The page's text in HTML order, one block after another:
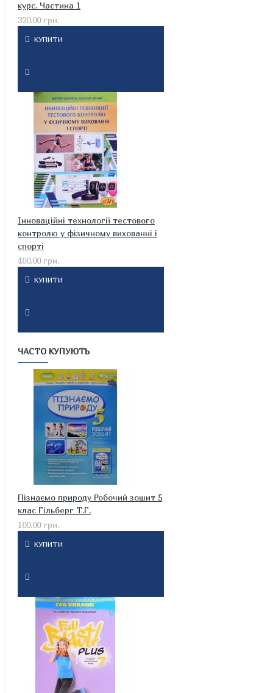
курс. Частина 1
320.00 грн.
КУПИТИ
Інноваційні технології тестового
контролю у фізичному вихованні і
спорті
400.00 грн.
КУПИТИ
ЧАСТО КУПУЮТЬ
Пізнаємо природу Робочий зошит 5
клас Гільберг Т.Г.
100.00 грн.
КУПИТИ